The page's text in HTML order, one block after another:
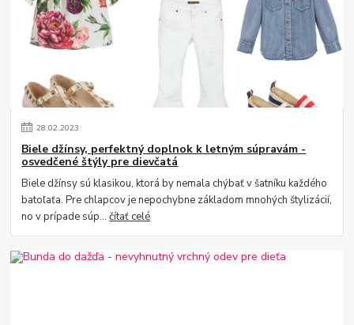
28.02.2023
Biele džínsy, perfektný doplnok k letným súpravám -
osvedčené štýly pre dievčatá
Biele džínsy sú klasikou, ktorá by nemala chýbať v šatníku každého
batoľaťa. Pre chlapcov je nepochybne základom mnohých štylizácií,
no v prípade súp...čítať celé